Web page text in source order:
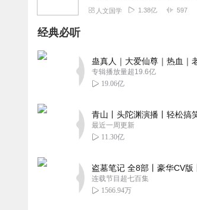
人文国学 1.38亿 597
经典必听
蛊真人｜大爱仙尊｜热血｜
专辑播放量超19.6亿
19.06亿
青山丨头陀渊演播丨轻松搞
最近一周更新
11.30亿
盗墓笔记 全8部丨豪华CV
连载节目超七百集
1566.94万